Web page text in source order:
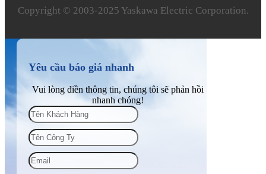
Copyright © 2003‑2025 Yaskawa Electric Corporation.
Yêu cầu báo giá nhanh
Vui lòng điền thông tin, chúng tôi sẽ phản hồi
nhanh chóng!